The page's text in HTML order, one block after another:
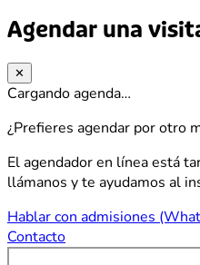
Agendar una
✕
Cargando agenda…
¿Prefieres agendar por otro
El agendador en línea está
llámanos y te ayudamos al
Hablar con admisiones
Contacto